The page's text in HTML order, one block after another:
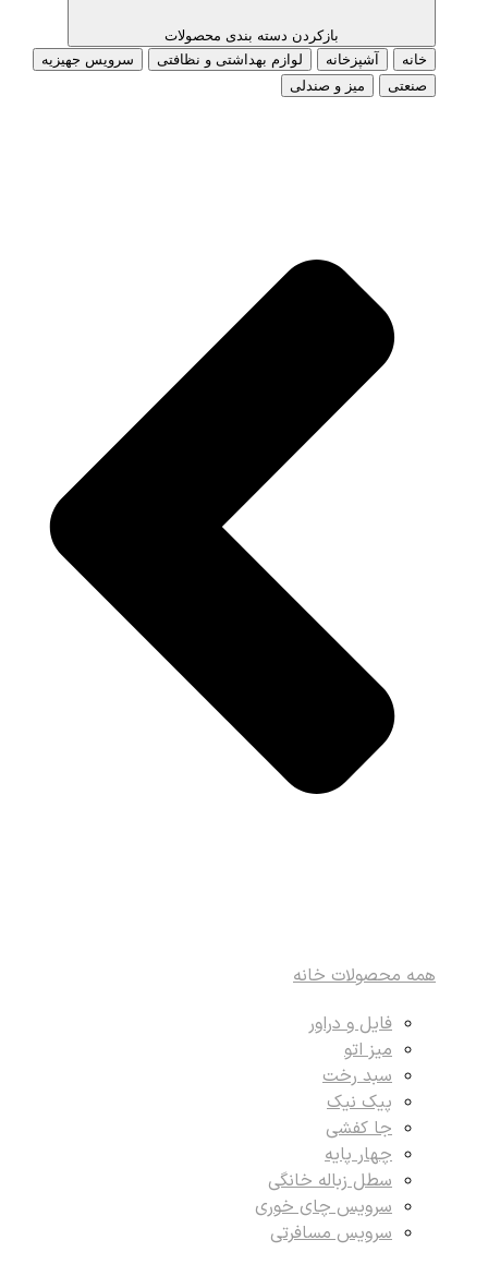
بازکردن دسته بندی محصولات
خانه
آشپزخانه لوازم بهداشتی و نظافتی
سرویس جهیزیه
صنعتی
میز و صندلی
همه محصولات خانه
فایل و دراور
میز اتو
سبد رخت
پیک نیک
جا کفشی
چهار پایه
سطل زباله خانگی
سرویس چای خوری
سرویس مسافرتی